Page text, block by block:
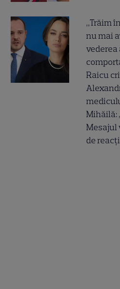
„Trăim
nu mai
vederea
Raicu
Mihăilă:
Mesajul
de